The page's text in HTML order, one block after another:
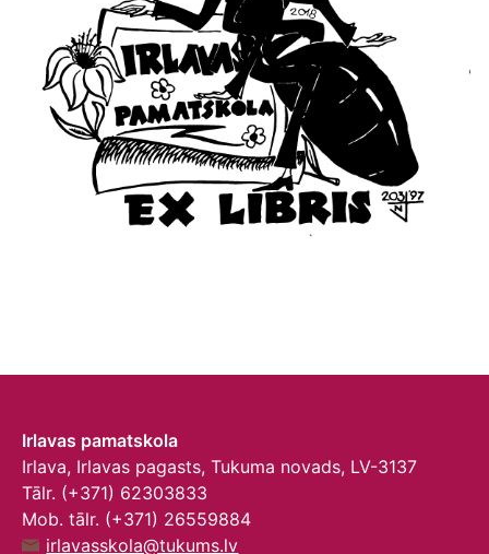
Irlavas pamatskola
Irlava, Irlavas pagasts, Tukuma novads, LV-3137
Tālr. (+371) 62303833
Mob. tālr. (+371) 26559884
irlavasskola@tukums.lv